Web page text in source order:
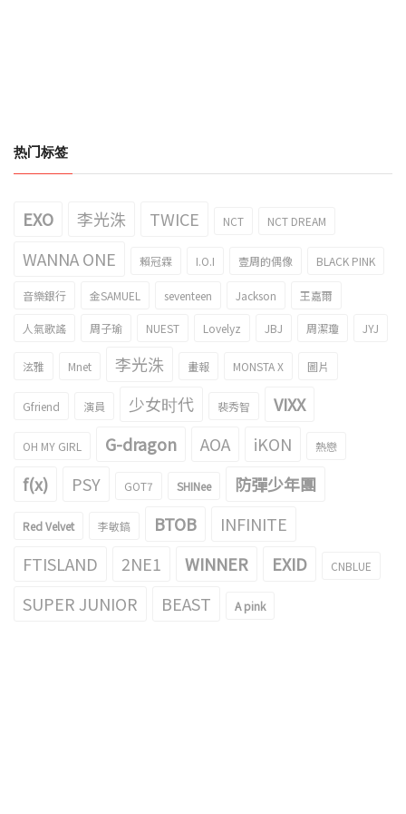
热门标签
EXO 李光洙 TWICE NCT NCT DREAM
WANNA ONE 賴冠霖 I.O.I 壹周的偶像 BLACK PINK
音樂銀行 金SAMUEL seventeen Jackson 王嘉爾
人氣歌謠 周子瑜 NUEST Lovelyz JBJ 周潔瓊 JYJ
泫雅 Mnet 李光洙 畫報 MONSTA X 圖片
Gfriend 演員 少女时代 裴秀智 VIXX
OH MY GIRL G-dragon AOA iKON 熱戀
f(x) PSY GOT7 SHINee 防彈少年團
Red Velvet 李敏鎬 BTOB
INFINITE
FTISLAND
2NE1 WINNER EXID CNBLUE
SUPER JUNIOR BEAST A pink